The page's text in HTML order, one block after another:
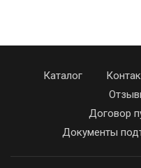
Каталог
Договор
Документы